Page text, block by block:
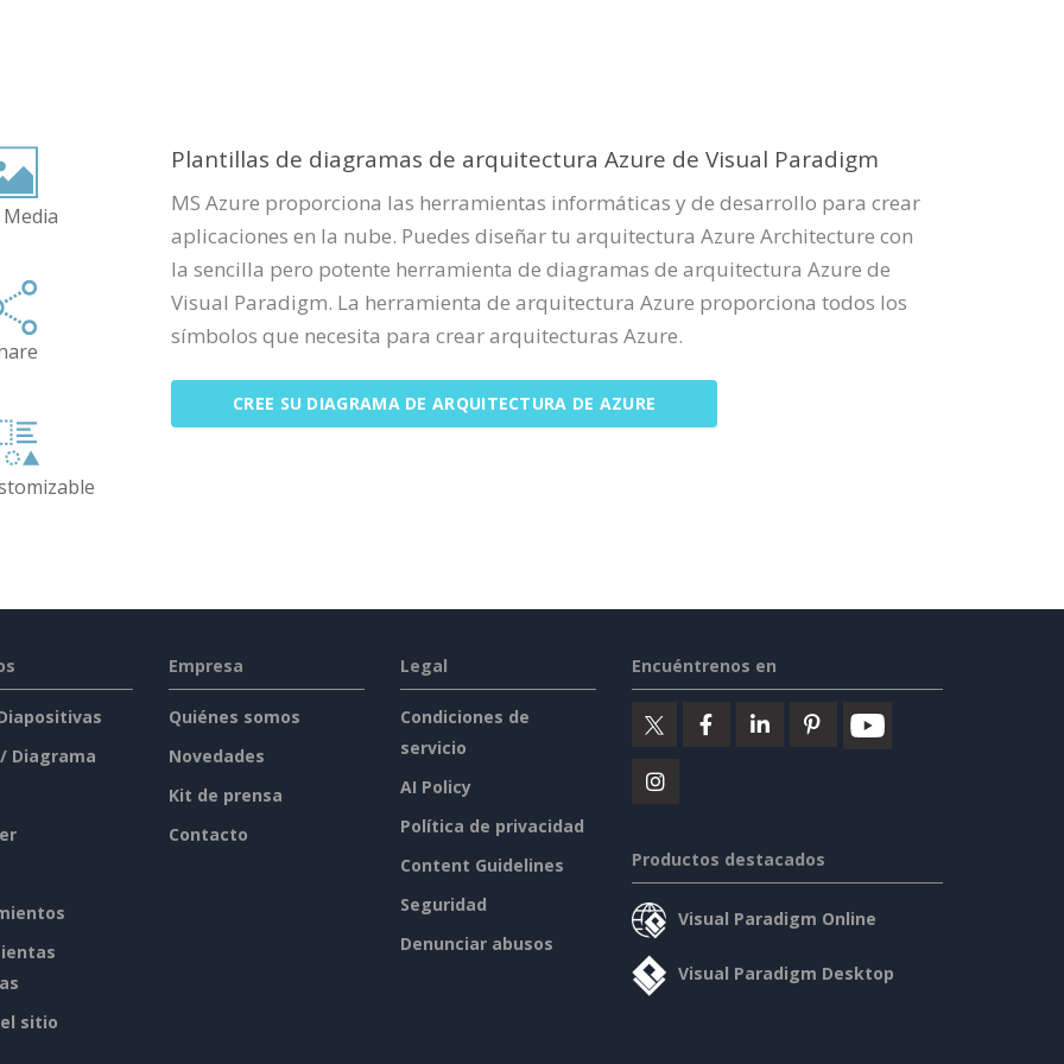
Media
Plantillas de diagramas de arquitectura Azure de Visual Paradigm
MS Azure proporciona las herramientas informáticas y de desarrollo para crear
aplicaciones en la nube. Puedes diseñar tu arquitectura Azure Architecture con
la sencilla pero potente herramienta de diagramas de arquitectura Azure de
Visual Paradigm. La herramienta de arquitectura Azure proporciona todos los
símbolos que necesita para crear arquitecturas Azure.
CREE SU DIAGRAMA DE ARQUITECTURA DE AZURE
Diagrama
sitio
Empresa
Quiénes somos
Novedades
Kit de prensa
Contacto
Legal
Condiciones de
servicio
AI Policy
Política de privacidad
Content Guidelines
Seguridad
Denunciar abusos
Encuéntrenos en
Productos destacados
Visual Paradigm Online
Visual Paradigm Desktop